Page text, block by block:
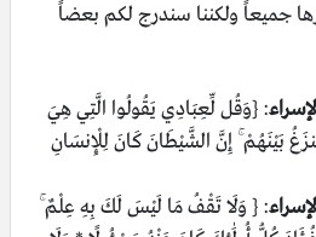
جميعاً ولكننا سندرج لكم بعضاً
: {وَقُل لِّعِبَادِي يَقُولُوا الَّتِي هِيَ
بَيْنَهُمْ ۚ إِنَّ الشَّيْطَانَ كَانَ لِلْإِنسَانِ
: { وَلَا تَقْفُ مَا لَيْسَ لَكَ بِهِ عِلْمٌ ۚ